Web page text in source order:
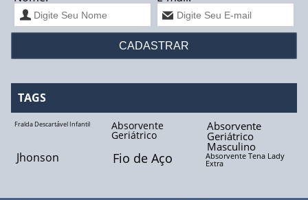
Fio Biocryl II
Fio de Aço
Fio de Algodão
TAGS
Fralda Descartável Infantil Absorvente
Geriátrico
Absorvente
Geriátrico
Masculino
Jhonson Fio de Aço Absorvente Tena Lady
Extra